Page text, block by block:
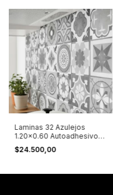
Laminas 32 Azulejos
1.20x0.60 Autoadhesivos
Uv Resistentes Gris
$24.500,00